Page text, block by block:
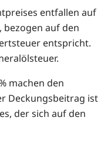
entfallen auf
bezogen auf den
entspricht.
machen den
Deckungsbeitrag ist
der sich auf den